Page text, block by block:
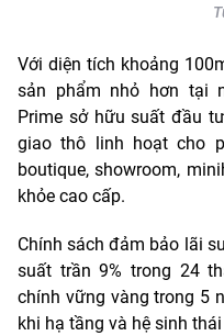
Với diện tích khoảng
sản phẩm nhỏ hơn tại
Prime sở hữu suất đầu
giao thô linh hoạt cho
boutique, showroom,
khỏe cao cấp.
Chính sách đảm bảo lãi
suất trần 9% trong 24
chính vững vàng trong 5
khi hạ tầng và hệ sinh